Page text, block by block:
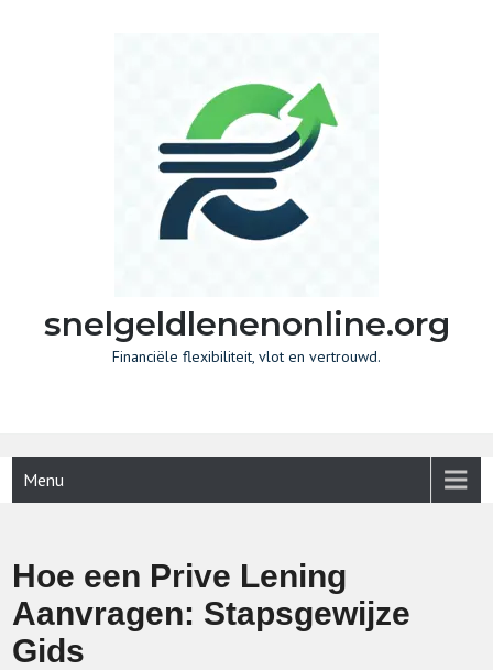
snelgeldlenenonline.org
Financiële flexibiliteit, vlot en vertrouwd.
Menu
Hoe een Prive Lening
Aanvragen: Stapsgewijze
Gids